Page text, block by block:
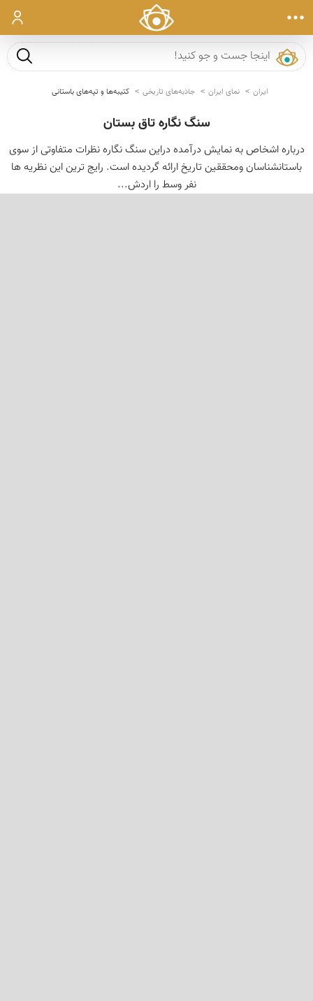
ورود
جست و
ایران نمای ایران جاذبه‌های تاریخی کتیبه‌ها و تپه‌های باستانی
سنگ نگاره تاق بستان
درباره اشخاص به نمایش درآمده دراین سنگ نگاره نظرات متفاوتی از سوی
باستانشناسان ومحققین تاریخ ارائه گردیده است. رایج ترین این نظریه ها
نفر وسط را اردش...